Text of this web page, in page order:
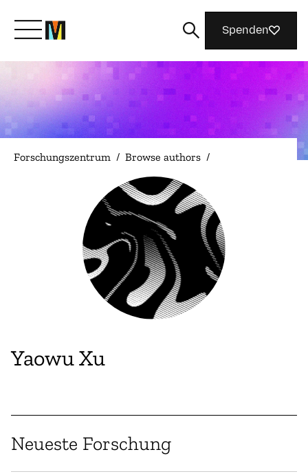
Lernen Sie Mozilla kennen
Was wir tun
Machen Sie mit
Magazin
Spenden
Forschungszentrum / Browse authors /
Yaowu Xu
Neueste Forschung